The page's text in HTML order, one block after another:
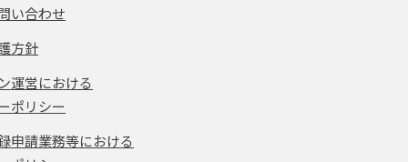
い合わせ
方針
運営における
ポリシー
申請業務等における